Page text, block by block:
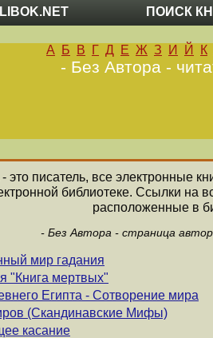
ПОИСК
А Б В Г Д Е Ж З И Й К
- Без Автора -
- это писатель, все электронные
библиотеке. Ссылки на
расположенные в
- Без Автора - страница
мир гадания
"Книга мертвых"
Египта - Сотворение мира
(Скандинавские Мифы)
касание